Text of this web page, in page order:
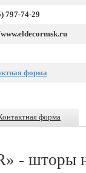
797-74-29
форма
форма
- шторы